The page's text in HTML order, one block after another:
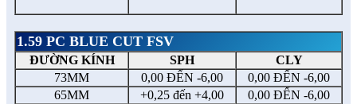
1.59 PC BLUE CUT FSV
ĐƯỜNG KÍNH SPH
CLY
73MM
0,00 ĐẾN -6,00
0,00 ĐẾN -6,00
65MM
+0,25 đến +4,00
0,00 ĐẾN -6,00